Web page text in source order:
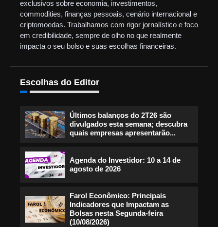
exclusivos sobre economia, investimentos,
commodities, finanças pessoais, cenário internacional e
criptomoedas. Trabalhamos com rigor jornalístico e foco
em credibilidade, sempre de olho no que realmente
impacta o seu bolso e suas escolhas financeiras.
Escolhas do Editor
Últimos balanços do 2T26 são
divulgados esta semana; descubra
quais empresas apresentarão...
Agenda do Investidor: 10 a 14 de
agosto de 2026
Farol Econômico: Principais
Indicadores que Impactam as
Bolsas nesta Segunda-feira
(10/08/2026)